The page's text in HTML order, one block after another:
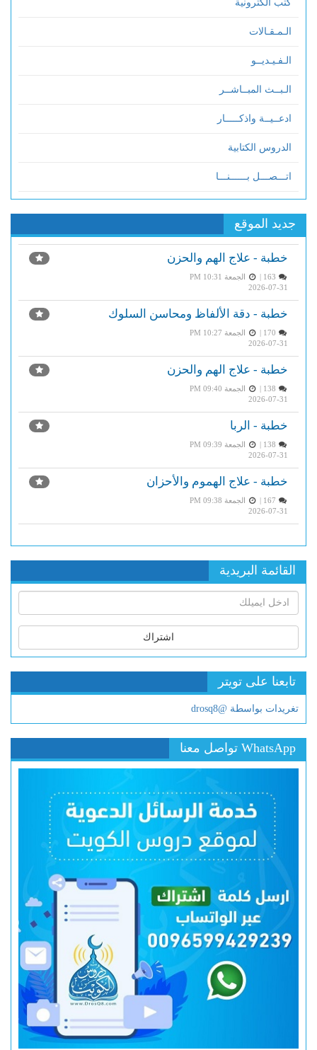
كتب الكترونية
الـمـقـالات
الـفـيـديــو
الـبــث المبــاشــر
ادعــيــة واذكـــــار
الدروس الكتابية
اتـــصـــل بــــــنـــا
جديد الموقع
خطبة - علاج الهم والحزن
الجمعة PM 10:31
2026-07-31
خطبة - دقة الألفاظ ومحاسن السلوك
الجمعة PM 10:27
2026-07-31
خطبة - علاج الهم والحزن
الجمعة PM 09:40
2026-07-31
خطبة - الربا
الجمعة PM 09:39
2026-07-31
خطبة - علاج الهموم والأحزان
الجمعة PM 09:38
2026-07-31
القائمة البريدية
اشتراك
تابعنا على تويتر
تغريدات بواسطة @drosq8
WhatsApp تواصل معنا